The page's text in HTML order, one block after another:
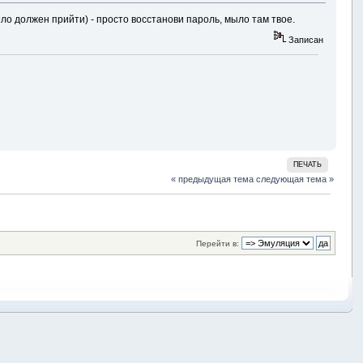
должен прийти) - просто восстанови пароль, мыло там твое.
Записан
ПЕЧАТЬ
« предыдущая тема следующая тема »
Перейти в: